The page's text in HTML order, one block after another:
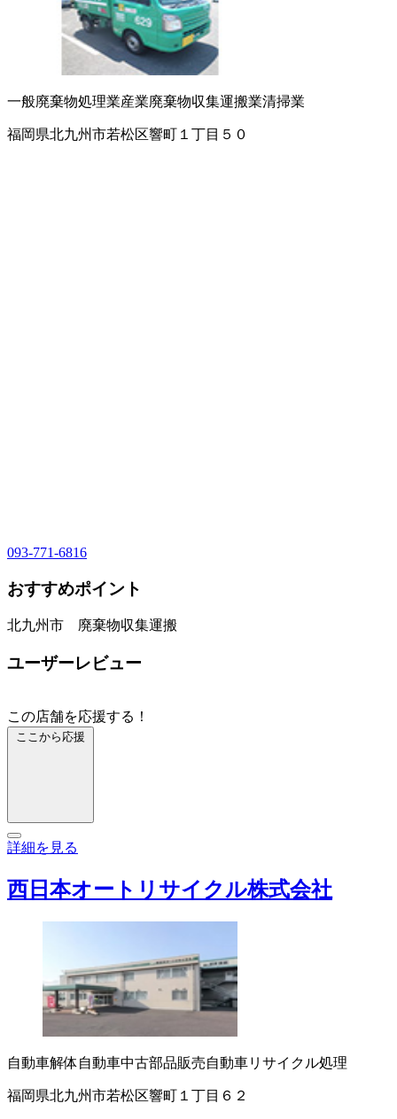
一般廃棄物処理業産業廃棄物収集運搬業清掃業
福岡県北九州市若松区響町１丁目５０
093-771-6816
おすすめポイント
北九州市 廃棄物収集運搬
ユーザーレビュー
この店舗を応援する！
ここから応援
詳細を見る
西日本オートリサイクル株式会社
自動車解体自動車中古部品販売自動車リサイクル処理
福岡県北九州市若松区響町１丁目６２